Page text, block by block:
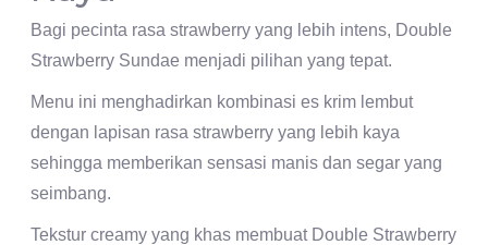
Bagi pecinta rasa strawberry yang lebih intens, Double
Strawberry Sundae menjadi pilihan yang tepat.
Menu ini menghadirkan kombinasi es krim lembut
dengan lapisan rasa strawberry yang lebih kaya
sehingga memberikan sensasi manis dan segar yang
seimbang.
Tekstur creamy yang khas membuat Double Strawberry